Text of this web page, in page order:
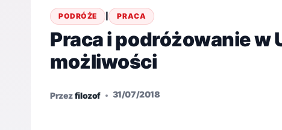
PODRÓŻE | PRACA
Praca i podróżowanie w
możliwości
Przezfilozof 31/07/2018